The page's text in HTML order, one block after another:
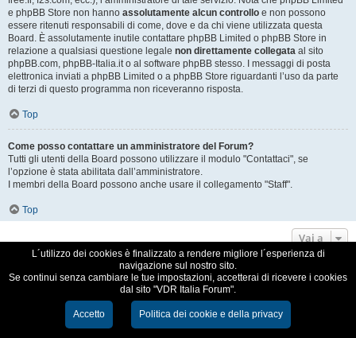
e phpBB Store non hanno assolutamente alcun controllo e non possono
essere ritenuti responsabili di come, dove e da chi viene utilizzata questa
Board. È assolutamente inutile contattare phpBB Limited o phpBB Store in
relazione a qualsiasi questione legale non direttamente collegata al sito
phpBB.com, phpBB-Italia.it o al software phpBB stesso. I messaggi di posta
elettronica inviati a phpBB Limited o a phpBB Store riguardanti l’uso da parte
di terzi di questo programma non riceveranno risposta.
Top
Come posso contattare un amministratore del Forum?
Tutti gli utenti della Board possono utilizzare il modulo "Contattaci", se
l’opzione è stata abilitata dall’amministratore.
I membri della Board possono anche usare il collegamento "Staff".
Top
Vai a
VDR Italia, comunità italiana utilizzatori VDR
Traduzione Italiana phpBB-Italia.it
Cookie e Privacy
L´utilizzo dei cookies è finalizzato a rendere migliore l´esperienza di
navigazione sul nostro sito.
Se continui senza cambiare le tue impostazioni, accetterai di ricevere i cookies
dal sito "VDR Italia Forum".
Accetto Politica dei cookie e della privacy